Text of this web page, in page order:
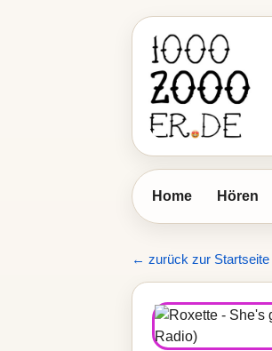
Home Hören
← zurück zur Startseite